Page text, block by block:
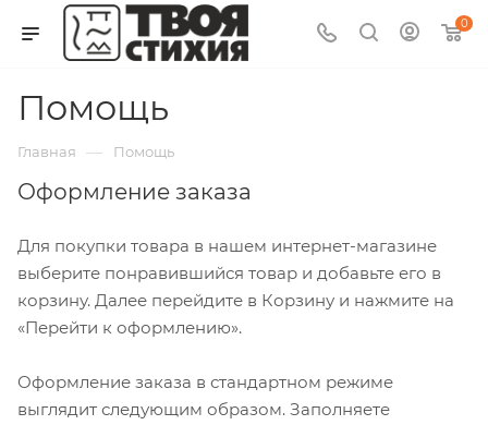
0
Помощь
Главная — Помощь
Оформление заказа
Для покупки товара в нашем интернет-магазине
выберите понравившийся товар и добавьте его в
корзину. Далее перейдите в Корзину и нажмите на
«Перейти к оформлению».
Оформление заказа в стандартном режиме
выглядит следующим образом. Заполняете